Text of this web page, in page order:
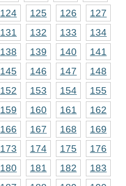
124 125 126
127
131 132 133
134
138 139 140
141
145 146 147
148
152 153 154
155
159 160 161
162
166 167 168
169
173 174 175
176
180 181 182
183